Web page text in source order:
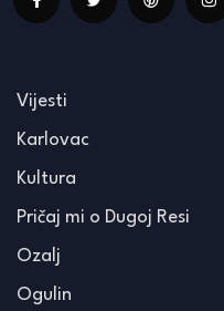
Vijesti
Karlovac
Kultura
Pričaj mi o Dugoj Resi
Ozalj
Ogulin